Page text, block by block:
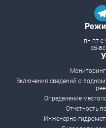
пн-пт с
сб-
Включения сведений о
Определение
Отчетность
Инженерно-